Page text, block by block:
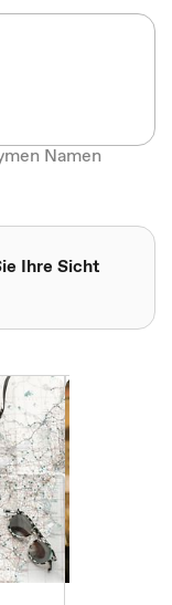
Namen
Ihre Sicht